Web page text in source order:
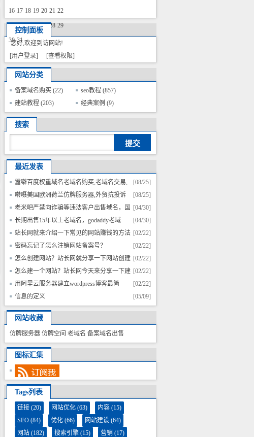
16 17 18 19 20 21 22
23 24 25 26 27 28 29
30 31
控制面板
您好,欢迎到访网站!
[用户登录]
[查看权限]
网站分类
备案域名购买 (22) seo教程 (857)
建站教程 (203) 经典案例 (9)
搜索
最近发表
[08/25]
嚣囃百度权重域名老域名购买,老域名交易,
老域名出售,已备案域名,高pr域名,百度搜狗收录域
名,外链反链域名
[08/25]
啭嗫美国欧洲荷兰仿牌服务器,外贸抗投诉
服务器,免投诉vps,防投诉主机空间仿牌vps推荐仿牌
空间主机国外
[04/30]
老米吧严禁向诈骗等违法客户出售域名，国
内在严打诈骗
[04/30]
长期出售15年以上老域名，godaddy老域
名，历史建站
[02/22]
站长网就来介绍一下常见的网站赚钱的方法
[02/22]
密码忘记了怎么注销网站备案号？
[02/22]
怎么创建网站？站长网就分享一下网站创建
教程
[02/22]
怎么建一个网站？站长网今天来分享一下建
站教程
[02/22]
用阿里云服务器建立wordpress博客最简
单、最快速的方法
[05/09]
信息的定义
网站收藏
仿牌服务器 仿牌空间 老域名 备案域名出售
图标汇集
Tags列表
链接 (20) 网站优化 (63) 内容 (15)
SEO (84) 优化 (66) 网站建设 (64)
网站 (182) 搜索引擎 (15) 营销 (17)